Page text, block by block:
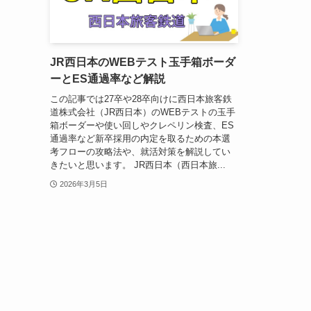
JR西日本のWEBテスト玉手箱ボーダ
ーとES通過率など解説
この記事では27卒や28卒向けに西日本旅客鉄
道株式会社（JR西日本）のWEBテストの玉手
箱ボーダーや使い回しやクレペリン検査、ES
通過率など新卒採用の内定を取るための本選
考フローの攻略法や、就活対策を解説してい
きたいと思います。 JR西日本（西日本旅...
2026年3月5日